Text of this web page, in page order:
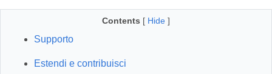
Contents [ Hide ]
Supporto
Estendi e contribuisci